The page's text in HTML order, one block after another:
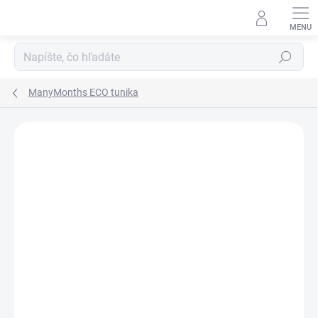
Hľadať
ManyMonths ECO tunika